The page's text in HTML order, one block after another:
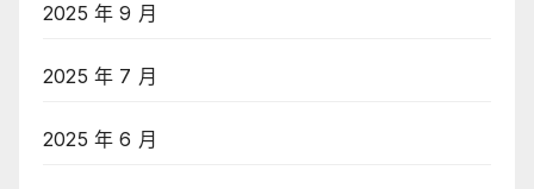
2025 年 9 月
2025 年 7 月
2025 年 6 月